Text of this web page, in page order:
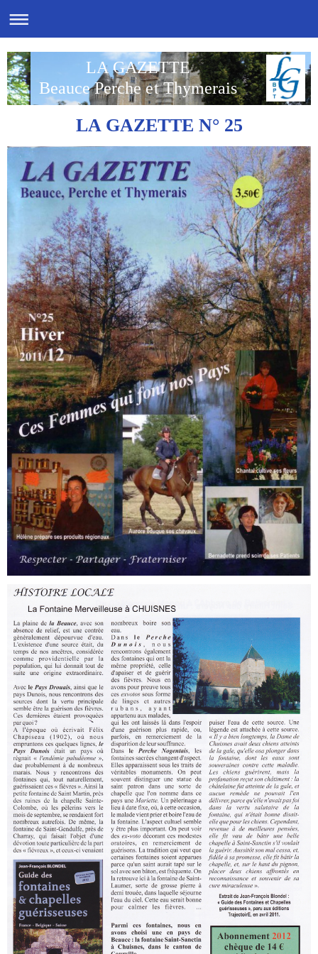
LA GAZETTE
Beauce Perche et Thymerais
LA GAZETTE N° 25